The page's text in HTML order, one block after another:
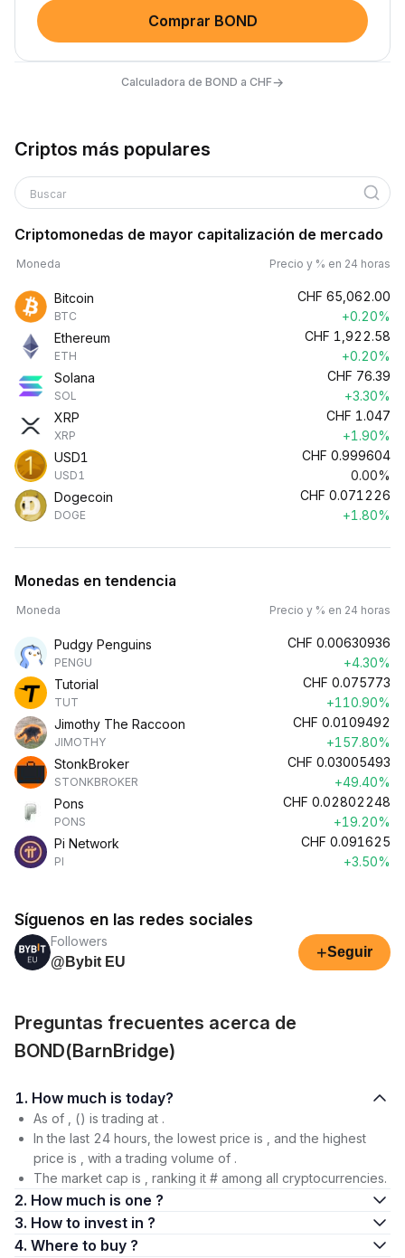
Comprar BOND
Calculadora de BOND a CHF→
Criptos más populares
Buscar
Criptomonedas de mayor capitalización de mercado
Moneda Precio y % en 24 horas
Bitcoin
BTC
CHF 65,062.00
+0.20%
Ethereum
ETH
CHF 1,922.58
+0.20%
Solana
SOL
CHF 76.39
+3.30%
XRP
XRP
CHF 1.047
+1.90%
USD1
USD1
CHF 0.999604
0.00%
Dogecoin
DOGE
CHF 0.071226
+1.80%
Monedas en tendencia
Moneda Precio y % en 24 horas
Pudgy Penguins
PENGU
CHF 0.00630936
+4.30%
Tutorial
TUT
CHF 0.075773
+110.90%
Jimothy The Raccoon
JIMOTHY
CHF 0.0109492
+157.80%
StonkBroker
STONKBROKER
CHF 0.03005493
+49.40%
Pons
PONS
CHF 0.02802248
+19.20%
Pi Network
PI
CHF 0.091625
+3.50%
Síguenos en las redes sociales
Followers
@Bybit EU
+Seguir
Preguntas frecuentes acerca de
BOND(BarnBridge)
1. How much is today?
As of , () is trading at .
In the last 24 hours, the lowest price is , and the highest
price is , with a trading volume of .
The market cap is , ranking it # among all cryptocurrencies.
2. How much is one ?
3. How to invest in ?
4. Where to buy ?